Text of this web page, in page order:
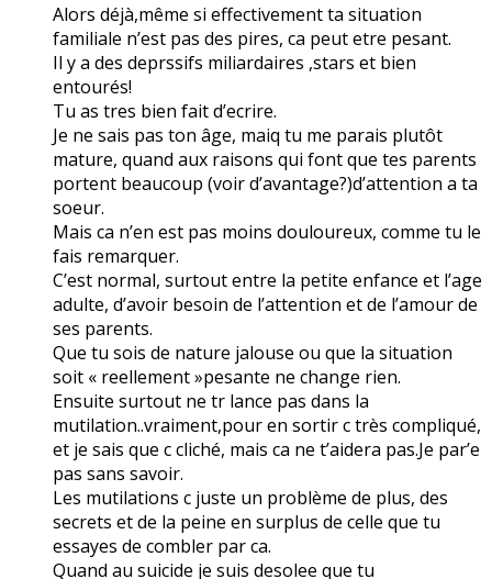
Alors déjà,même si effectivement ta situation
familiale n’est pas des pires, ca peut etre pesant.
Il y a des deprssifs miliardaires ,stars et bien
entourés!
Tu as tres bien fait d’ecrire.
Je ne sais pas ton âge, maiq tu me parais plutôt
mature, quand aux raisons qui font que tes parents
portent beaucoup (voir d’avantage?)d’attention a ta
soeur.
Mais ca n’en est pas moins douloureux, comme tu le
fais remarquer.
C’est normal, surtout entre la petite enfance et l’age
adulte, d’avoir besoin de l’attention et de l’amour de
ses parents.
Que tu sois de nature jalouse ou que la situation
soit « reellement »pesante ne change rien.
Ensuite surtout ne tr lance pas dans la
mutilation..vraiment,pour en sortir c très compliqué,
et je sais que c cliché, mais ca ne t’aidera pas.Je par’e
pas sans savoir.
Les mutilations c juste un problème de plus, des
secrets et de la peine en surplus de celle que tu
essayes de combler par ca.
Quand au suicide je suis desolee que tu